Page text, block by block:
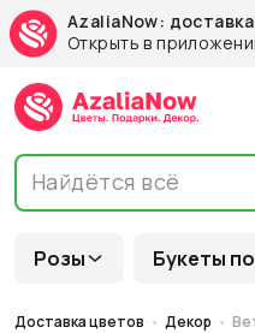
AzaliaNow:
Открыть в
Розы Букеты
Доставка цветов Декор